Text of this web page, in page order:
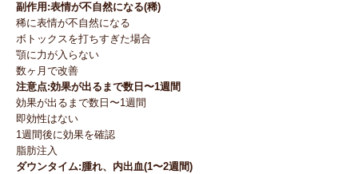
副作用:表情が不自然になる(稀)
稀に表情が不自然になる
ボトックスを打ちすぎた場合
顎に力が入らない
数ヶ月で改善
注意点:効果が出るまで数日〜1週間
効果が出るまで数日〜1週間
即効性はない
1週間後に効果を確認
脂肪注入
ダウンタイム:腫れ、内出血(1〜2週間)